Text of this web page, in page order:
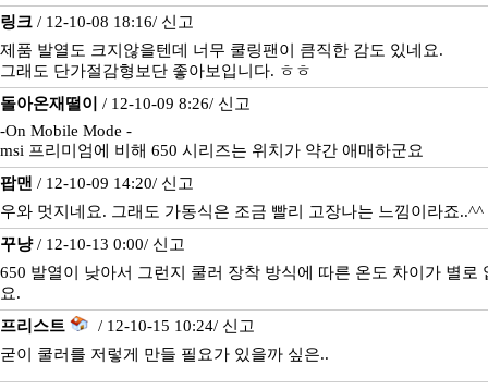
링크 / 12-10-08 18:16/ 신고
제품 발열도 크지않을텐데 너무 쿨링팬이 큼직한 감도 있네요.
그래도 단가절감형보단 좋아보입니다. ㅎㅎ
돌아온재떨이
/ 12-10-09 8:26/ 신고
-On Mobile Mode -
msi 프리미엄에 비해 650 시리즈는 위치가 약간 애매하군요
팝맨 / 12-10-09 14:20/ 신고
우와 멋지네요. 그래도 가동식은 조금 빨리 고장나는 느낌이라죠..^^
꾸냥/ 12-10-13 0:00/ 신고
650 발열이 낮아서 그런지 쿨러 장착 방식에 따른 온도 차이가 별로
요.
프리스트
/ 12-10-15 10:24/ 신고
굳이 쿨러를 저렇게 만들 필요가 있을까 싶은..